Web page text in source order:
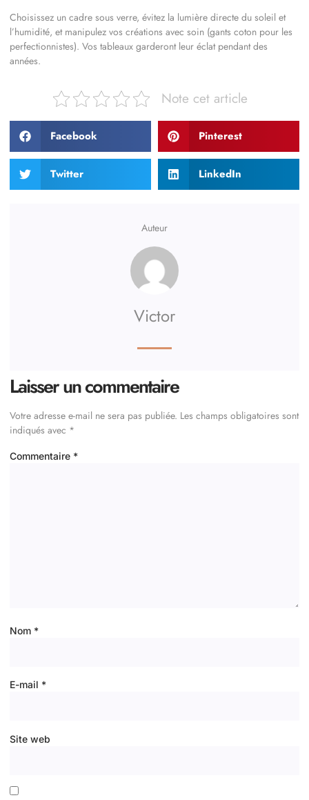
Choisissez un cadre sous verre, évitez la lumière directe du soleil et
l’humidité, et manipulez vos créations avec soin (gants coton pour les
perfectionnistes). Vos tableaux garderont leur éclat pendant des
années.
Note cet article
Facebook Pinterest
Twitter LinkedIn
Auteur
Victor
Laisser un commentaire
Votre adresse e-mail ne sera pas publiée. Les champs obligatoires sont
indiqués avec *
Commentaire *
Nom *
E-mail *
Site web